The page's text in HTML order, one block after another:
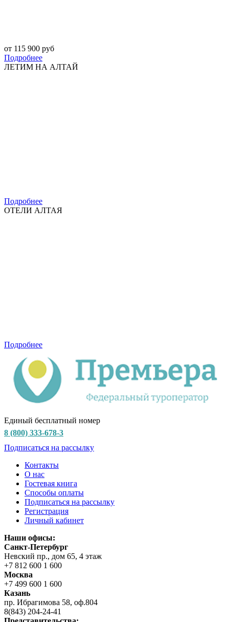
от 115 900 руб
Подробнее
ЛЕТИМ НА АЛТАЙ
Подробнее
ОТЕЛИ АЛТАЯ
Подробнее
Единый бесплатный номер
8 (800) 333-678-3
Подписаться на рассылку
Контакты
О нас
Гостевая книга
Способы оплаты
Подписаться на рассылку
Регистрация
Личный кабинет
Наши офисы:
Санкт-Петербург
Невский пр., дом 65, 4 этаж
+7 812 600 1 600
Москва
+7 499 600 1 600
Казань
пр. Ибрагимова 58, оф.804
8(843) 204-24-41